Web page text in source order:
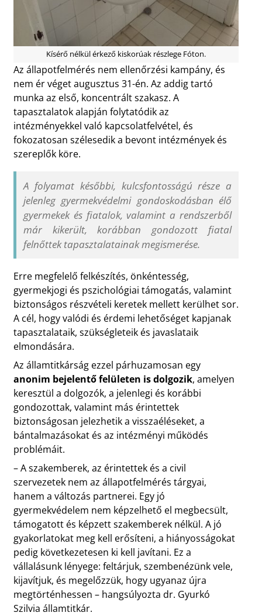
Kísérő nélkül érkező kiskorúak részlege Fóton.
Az állapotfelmérés nem ellenőrzési kampány, és
nem ér véget augusztus 31-én. Az addig tartó
munka az első, koncentrált szakasz. A
tapasztalatok alapján folytatódik az
intézményekkel való kapcsolatfelvétel, és
fokozatosan szélesedik a bevont intézmények és
szereplők köre.
A folyamat későbbi, kulcsfontosságú része a
jelenleg gyermekvédelmi gondoskodásban élő
gyermekek és fiatalok, valamint a rendszerből
már kikerült, korábban gondozott fiatal
felnőttek tapasztalatainak megismerése.
Erre megfelelő felkészítés, önkéntesség,
gyermekjogi és pszichológiai támogatás, valamint
biztonságos részvételi keretek mellett kerülhet sor.
A cél, hogy valódi és érdemi lehetőséget kapjanak
tapasztalataik, szükségleteik és javaslataik
elmondására.
Az államtitkárság ezzel párhuzamosan egy
anonim bejelentő felületen is dolgozik, amelyen
keresztül a dolgozók, a jelenlegi és korábbi
gondozottak, valamint más érintettek
biztonságosan jelezhetik a visszaéléseket, a
bántalmazásokat és az intézményi működés
problémáit.
– A szakemberek, az érintettek és a civil
szervezetek nem az állapotfelmérés tárgyai,
hanem a változás partnerei. Egy jó
gyermekvédelem nem képzelhető el megbecsült,
támogatott és képzett szakemberek nélkül. A jó
gyakorlatokat meg kell erősíteni, a hiányosságokat
pedig következetesen ki kell javítani. Ez a
vállalásunk lényege: feltárjuk, szembenézünk vele,
kijavítjuk, és megelőzzük, hogy ugyanaz újra
megtörténhessen – hangsúlyozta dr. Gyurkó
Szilvia államtitkár.